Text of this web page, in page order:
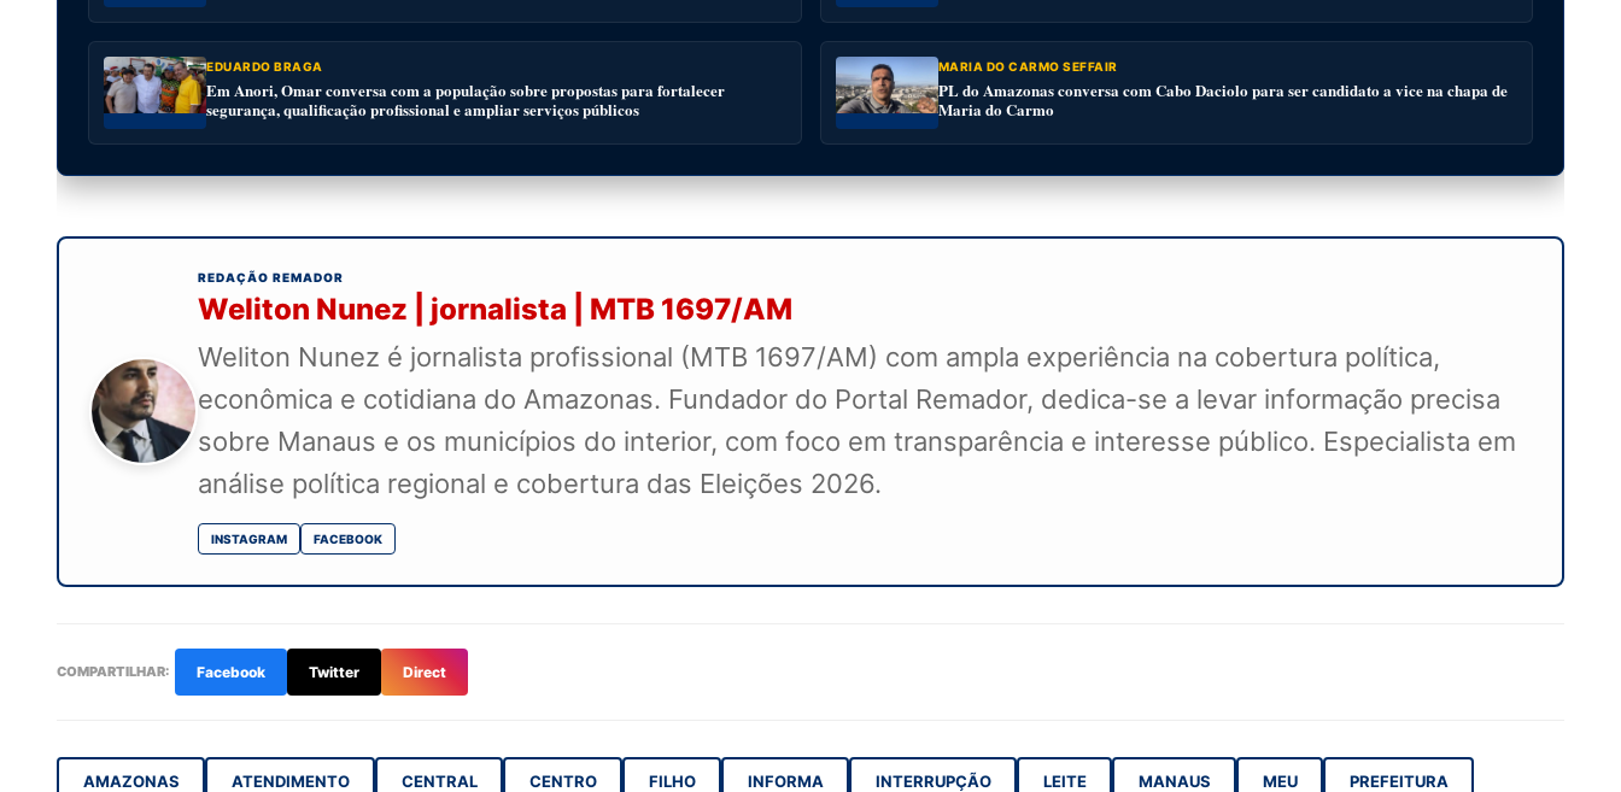
EDUARDO BRAGA
Em Anori, Omar conversa com a população sobre propostas para fortalecer
segurança, qualificação profissional e ampliar serviços públicos
MARIA DO CARMO SEFFAIR
PL do Amazonas conversa com Cabo Daciolo para ser candidato a vice na chapa de
Maria do Carmo
REDAÇÃO REMADOR
Weliton Nunez | jornalista | MTB 1697/AM
Weliton Nunez é jornalista profissional (MTB 1697/AM) com ampla experiência na cobertura política,
econômica e cotidiana do Amazonas. Fundador do Portal Remador, dedica-se a levar informação precisa
sobre Manaus e os municípios do interior, com foco em transparência e interesse público. Especialista em
análise política regional e cobertura das Eleições 2026.
INSTAGRAM FACEBOOK
COMPARTILHAR: Facebook Twitter Direct
AMAZONAS ATENDIMENTO CENTRAL CENTRO FILHO INFORMA INTERRUPÇÃO LEITE MANAUS MEU PREFEITURA